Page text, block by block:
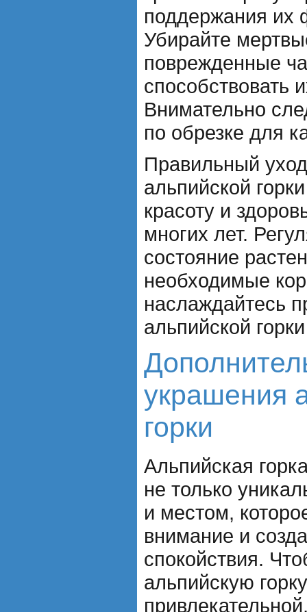
поддержания
Убирайте
поврежденные
способствовать
Внимательно
по обрезке для
Правильный
альпийской
красоту и
многих лет.
состояние
необходимые
наслаждайтесь
альпийской
украшения
горки
Альпийская
не только
и местом,
внимание и
спокойствия.
альпийскую